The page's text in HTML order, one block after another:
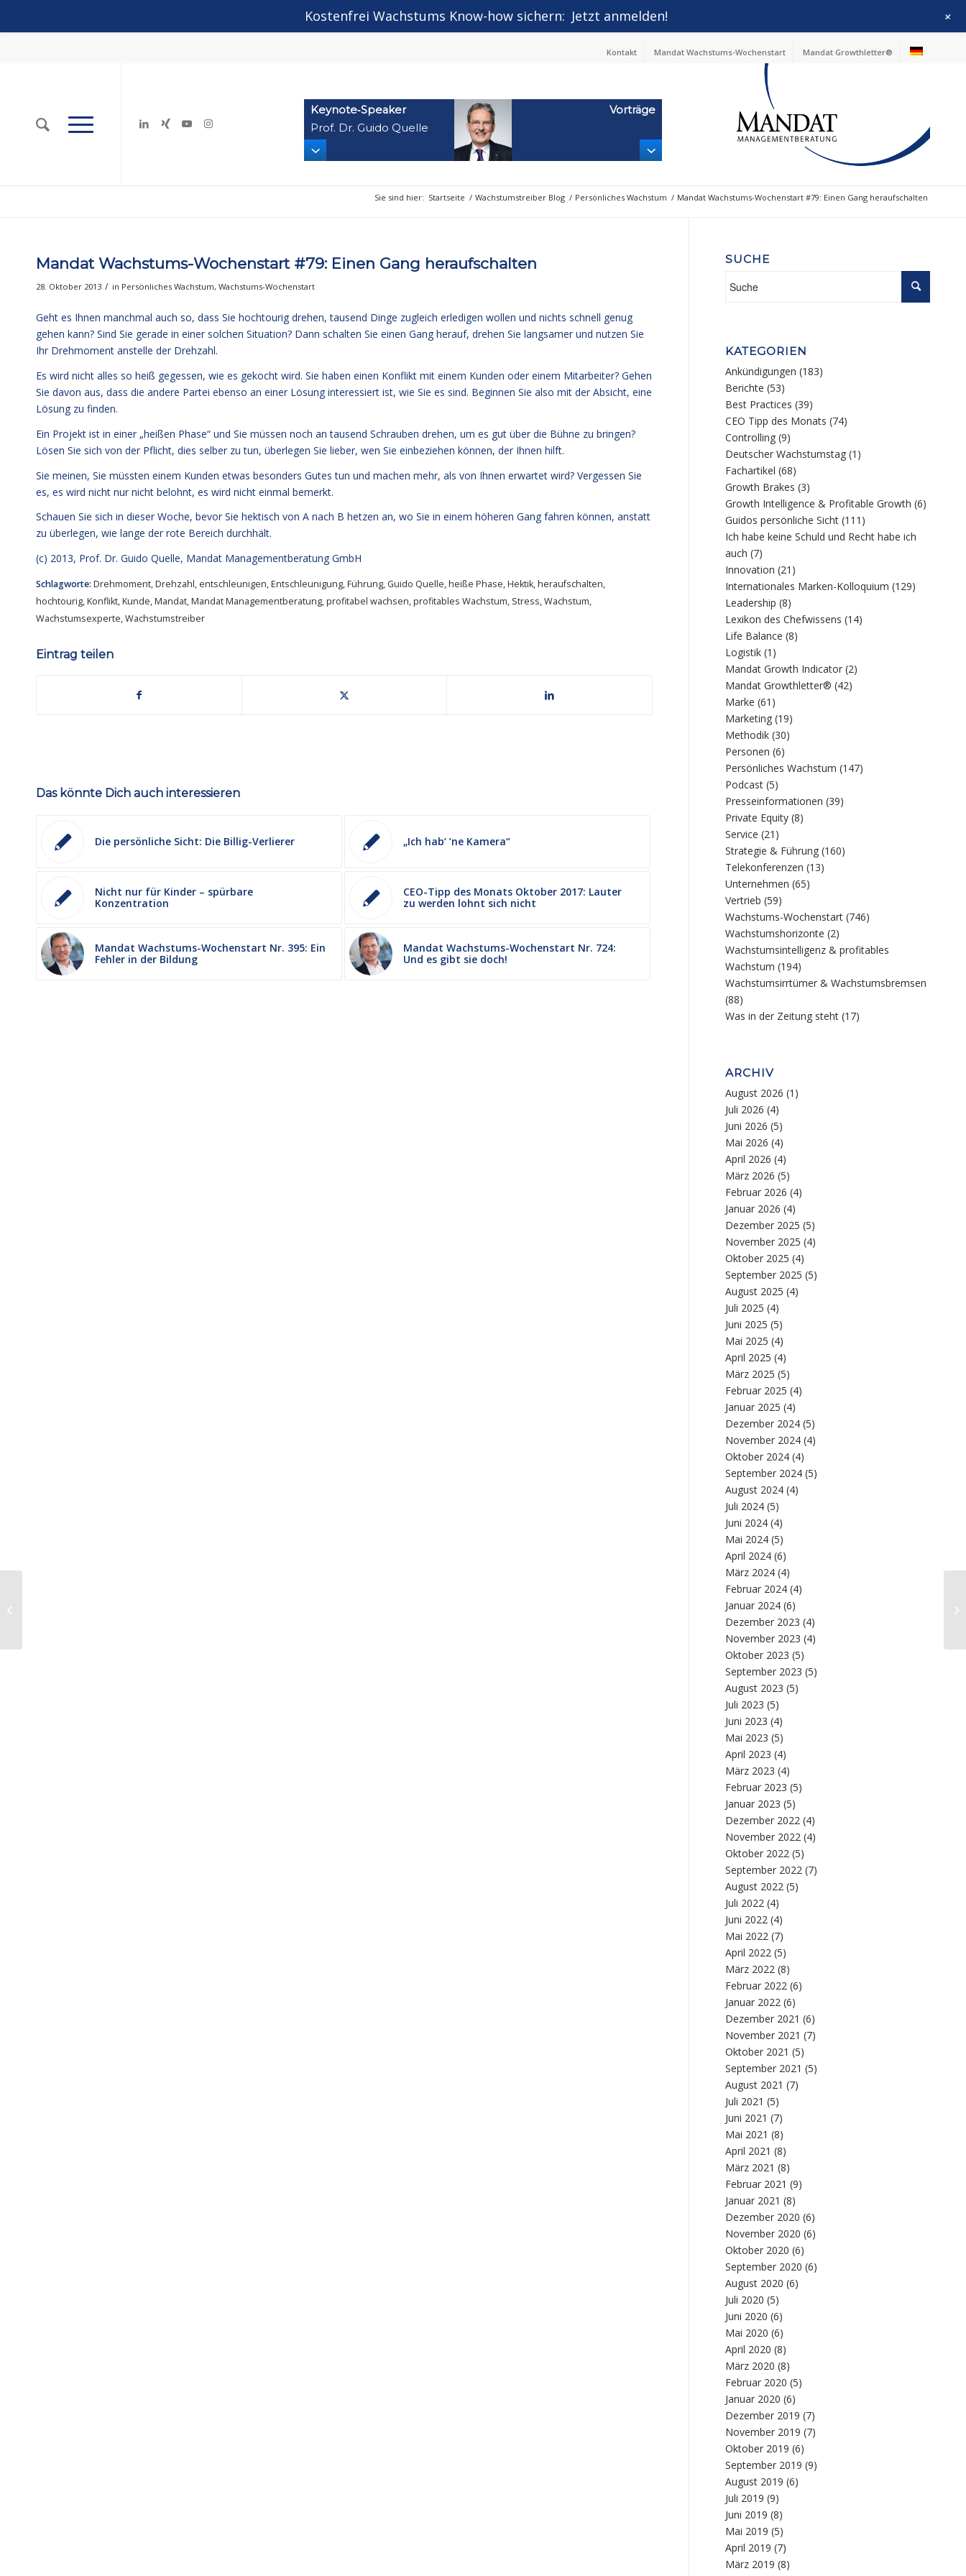
Kontakt Mandat Wachstums-Wochenstart Mandat Growthletter®
Keynote‑Speaker
Prof. Dr. Guido Quelle
Vorträge
Sie sind hier: Startseite / Wachstumstreiber Blog / Persönliches Wachstum / Mandat Wachstums-Wochenstart #79: Einen Gang heraufschalten
Mandat Wachstums-Wochenstart #79: Einen Gang heraufschalten
28. Oktober 2013 / in Persönliches Wachstum, Wachstums-Wochenstart
Geht es Ihnen manchmal auch so, dass Sie hochtourig drehen, tausend Dinge zugleich erledigen wollen und nichts schnell genug
gehen kann? Sind Sie gerade in einer solchen Situation? Dann schalten Sie einen Gang herauf, drehen Sie langsamer und nutzen Sie
Ihr Drehmoment anstelle der Drehzahl.
Es wird nicht alles so heiß gegessen, wie es gekocht wird. Sie haben einen Konflikt mit einem Kunden oder einem Mitarbeiter? Gehen
Sie davon aus, dass die andere Partei ebenso an einer Lösung interessiert ist, wie Sie es sind. Beginnen Sie also mit der Absicht, eine
Lösung zu finden.
Ein Projekt ist in einer „heißen Phase“ und Sie müssen noch an tausend Schrauben drehen, um es gut über die Bühne zu bringen?
Lösen Sie sich von der Pflicht, dies selber zu tun, überlegen Sie lieber, wen Sie einbeziehen können, der Ihnen hilft.
Sie meinen, Sie müssten einem Kunden etwas besonders Gutes tun und machen mehr, als von Ihnen erwartet wird? Vergessen Sie
es, es wird nicht nur nicht belohnt, es wird nicht einmal bemerkt.
Schauen Sie sich in dieser Woche, bevor Sie hektisch von A nach B hetzen an, wo Sie in einem höheren Gang fahren können, anstatt
zu überlegen, wie lange der rote Bereich durchhält.
(c) 2013, Prof. Dr. Guido Quelle, Mandat Managementberatung GmbH
Schlagworte: Drehmoment,Drehzahl, entschleunigen,Entschleunigung,Führung, Guido Quelle,heiße Phase,Hektik,heraufschalten,
hochtourig,Konflikt,Kunde,Mandat,Mandat Managementberatung,profitabel wachsen,profitables Wachstum, Stress,Wachstum,
Wachstumsexperte,Wachstumstreiber
Eintrag teilen
Das könnte Dich auch interessieren
Die persönliche Sicht: Die Billig-Verlierer „Ich hab‘ ’ne Kamera“
Nicht nur für Kinder – spürbare
Konzentration
CEO-Tipp des Monats Oktober 2017: Lauter
zu werden lohnt sich nicht
Mandat Wachstums-Wochenstart Nr. 395: Ein
Fehler in der Bildung
Mandat Wachstums-Wochenstart Nr. 724:
Und es gibt sie doch!
SUCHE
KATEGORIEN
Ankündigungen (183)
Berichte (53)
Best Practices (39)
CEO Tipp des Monats (74)
Controlling (9)
Deutscher Wachstumstag (1)
Fachartikel (68)
Growth Brakes (3)
Growth Intelligence & Profitable Growth (6)
Guidos persönliche Sicht (111)
Ich habe keine Schuld und Recht habe ich
auch (7)
Innovation (21)
Internationales Marken-Kolloquium (129)
Leadership (8)
Lexikon des Chefwissens (14)
Life Balance (8)
Logistik (1)
Mandat Growth Indicator (2)
Mandat Growthletter® (42)
Marke (61)
Marketing (19)
Methodik (30)
Personen (6)
Persönliches Wachstum (147)
Podcast (5)
Presseinformationen (39)
Private Equity (8)
Service (21)
Strategie & Führung (160)
Telekonferenzen (13)
Unternehmen (65)
Vertrieb (59)
Wachstums-Wochenstart (746)
Wachstumshorizonte (2)
Wachstumsintelligenz & profitables
Wachstum (194)
Wachstumsirrtümer & Wachstumsbremsen
(88)
Was in der Zeitung steht (17)
ARCHIV
August 2026 (1)
Juli 2026 (4)
Juni 2026 (5)
Mai 2026 (4)
April 2026 (4)
März 2026 (5)
Februar 2026 (4)
Januar 2026 (4)
Dezember 2025 (5)
November 2025 (4)
Oktober 2025 (4)
September 2025 (5)
August 2025 (4)
Juli 2025 (4)
Juni 2025 (5)
Mai 2025 (4)
April 2025 (4)
März 2025 (5)
Februar 2025 (4)
Januar 2025 (4)
Dezember 2024 (5)
November 2024 (4)
Oktober 2024 (4)
September 2024 (5)
August 2024 (4)
Juli 2024 (5)
Juni 2024 (4)
Mai 2024 (5)
April 2024 (6)
März 2024 (4)
Februar 2024 (4)
Januar 2024 (6)
Dezember 2023 (4)
November 2023 (4)
Oktober 2023 (5)
September 2023 (5)
August 2023 (5)
Juli 2023 (5)
Juni 2023 (4)
Mai 2023 (5)
April 2023 (4)
März 2023 (4)
Februar 2023 (5)
Januar 2023 (5)
Dezember 2022 (4)
November 2022 (4)
Oktober 2022 (5)
September 2022 (7)
August 2022 (5)
Juli 2022 (4)
Juni 2022 (4)
Mai 2022 (7)
April 2022 (5)
März 2022 (8)
Februar 2022 (6)
Januar 2022 (6)
Dezember 2021 (6)
November 2021 (7)
Oktober 2021 (5)
September 2021 (5)
August 2021 (7)
Juli 2021 (5)
Juni 2021 (7)
Mai 2021 (8)
April 2021 (8)
März 2021 (8)
Februar 2021 (9)
Januar 2021 (8)
Dezember 2020 (6)
November 2020 (6)
Oktober 2020 (6)
September 2020 (6)
August 2020 (6)
Juli 2020 (5)
Juni 2020 (6)
Mai 2020 (6)
April 2020 (8)
März 2020 (8)
Februar 2020 (5)
Januar 2020 (6)
Dezember 2019 (7)
November 2019 (7)
Oktober 2019 (6)
September 2019 (9)
August 2019 (6)
Juli 2019 (9)
Juni 2019 (8)
Mai 2019 (5)
April 2019 (7)
März 2019 (8)
Kostenfrei Wachstums Know-how sichern: Jetzt anmelden! +